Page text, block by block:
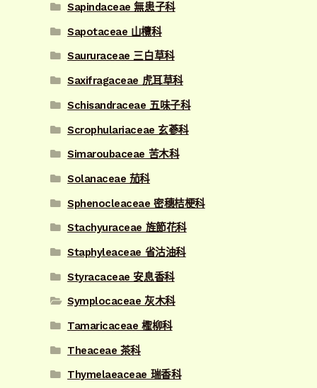
Sapindaceae 無患子科
Sapotaceae 山欖科
Saururaceae 三白草科
Saxifragaceae 虎耳草科
Schisandraceae 五味子科
Scrophulariaceae 玄蔘科
Simaroubaceae 苦木科
Solanaceae 茄科
Sphenocleaceae 密穗桔梗科
Stachyuraceae 旌節花科
Staphyleaceae 省沽油科
Styracaceae 安息香科
Symplocaceae 灰木科
Tamaricaceae 檉柳科
Theaceae 茶科
Thymelaeaceae 瑞香科